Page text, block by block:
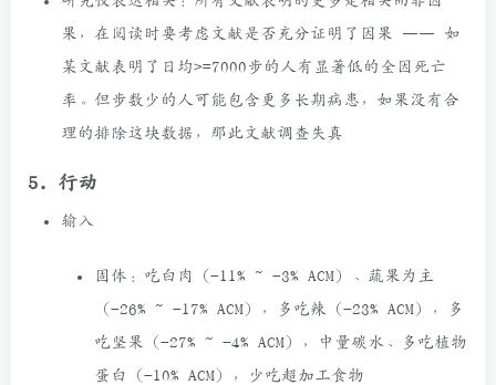
果，在阅读时要考虑文献是否充分证明了因果 —— 如
某文献表明了日均>=7000步的人有显著低的全因死亡
率。但步数少的人可能包含更多长期病患，如果没有合
理的排除这块数据，那此文献调查失真
5. 行动
输入
固体：吃白肉（-11% ~ -3% ACM）、蔬果为主
（-26% ~ -17% ACM），多吃辣（-23% ACM），多
吃坚果（-27% ~ -4% ACM），中量碳水、多吃植物
蛋白（-10% ACM），少吃超加工食物